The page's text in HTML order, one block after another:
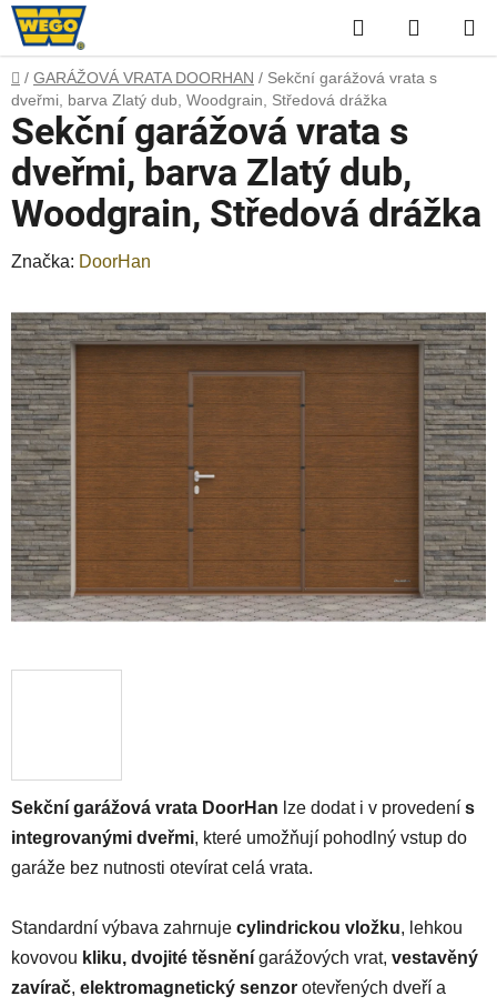
Přejít
na
obsah
Hledat
KOŠÍK
Domů
/ GARÁŽOVÁ VRATA DOORHAN / Sekční garážová vrata s
dveřmi, barva Zlatý dub, Woodgrain, Středová drážka
Sekční garážová vrata DoorHan lze dodat i v provedení s
integrovanými dveřmi, které umožňují pohodlný vstup do
garáže bez nutnosti otevírat celá vrata.
Standardní výbava zahrnuje cylindrickou vložku, lehkou
kovovou kliku, dvojité těsnění garážových vrat, vestavěný
zavírač, elektromagnetický senzor otevřených dveří a
Sekční garážová vrata s
dveřmi, barva Zlatý dub,
Woodgrain, Středová drážka
Značka: DoorHan